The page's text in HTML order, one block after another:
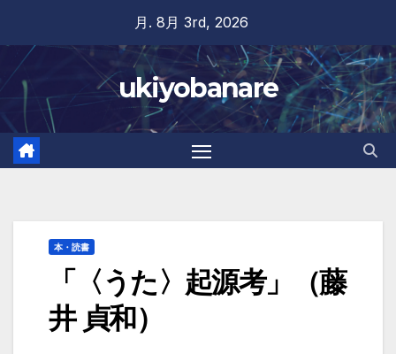
content
月. 8月 3rd, 2026
ukiyobanare
本・読書
「〈うた〉起源考」（藤
井 貞和）